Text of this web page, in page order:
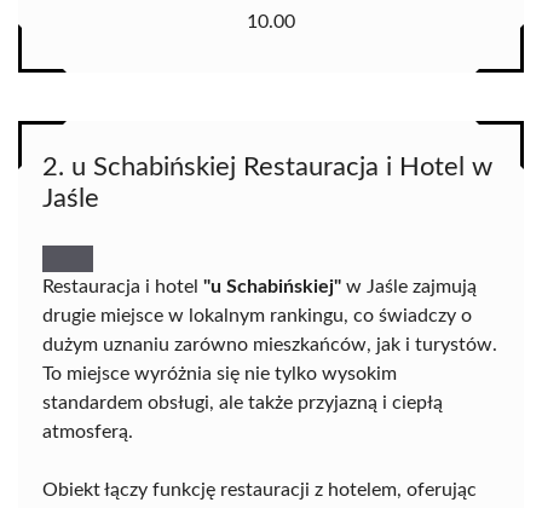
10.00
2. u Schabińskiej Restauracja i Hotel w
Jaśle
Restauracja i hotel "u Schabińskiej" w Jaśle zajmują
drugie miejsce w lokalnym rankingu, co świadczy o
dużym uznaniu zarówno mieszkańców, jak i turystów.
To miejsce wyróżnia się nie tylko wysokim
standardem obsługi, ale także przyjazną i ciepłą
atmosferą.
Obiekt łączy funkcję restauracji z hotelem, oferując